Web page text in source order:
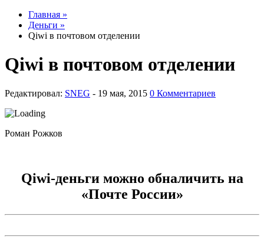
Главная »
Деньги »
Qiwi в почтовом отделении
Qiwi в почтовом отделении
Редактировал: SNEG - 0 Комментариев
Роман Рожков
Qiwi-деньги можно обналичить на
«Почте России»